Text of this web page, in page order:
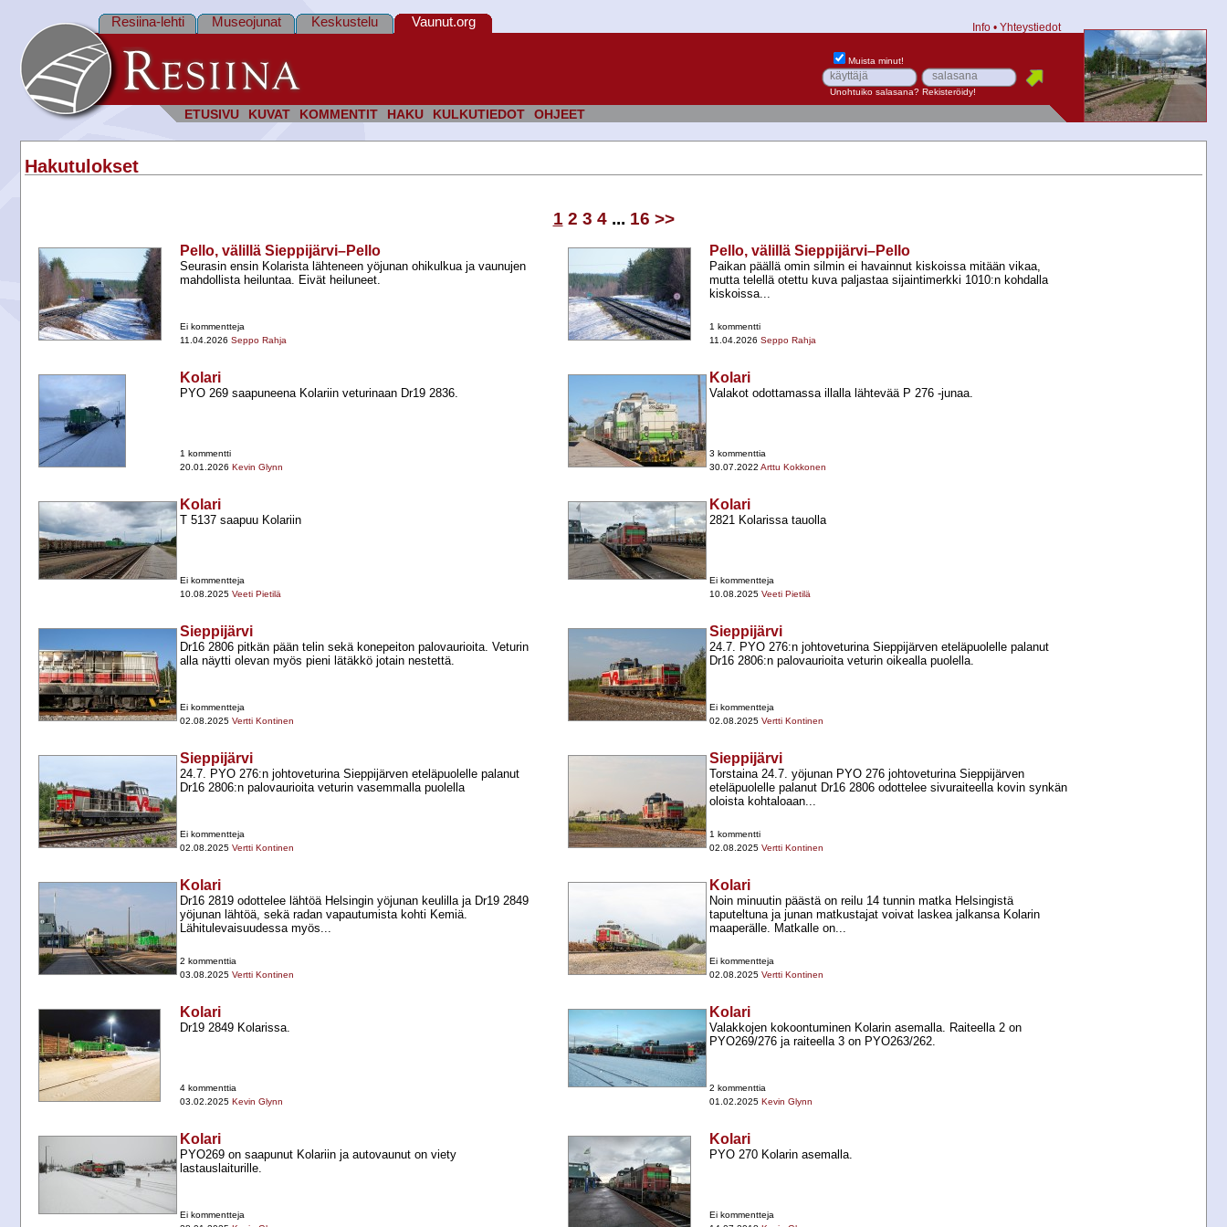
ETUSIVU KUVAT KOMMENTIT HAKU KULKUTIEDOT OHJEET
Resiina-lehti Museojunat Keskustelu Vaunut.org Info • Yhteystiedot
Muista minut!
Unohtuiko salasana? Rekisteröidy!
Hakutulokset
1 2 3 4... 16 >>
Pello, välillä Sieppijärvi–Pello
Seurasin ensin Kolarista lähteneen yöjunan ohikulkua ja vaunujen
mahdollista heiluntaa. Eivät heiluneet.
Ei kommentteja
11.04.2026 Seppo Rahja
Pello, välillä Sieppijärvi–Pello
Paikan päällä omin silmin ei havainnut kiskoissa mitään vikaa,
mutta telellä otettu kuva paljastaa sijaintimerkki 1010:n kohdalla
kiskoissa...
1 kommentti
11.04.2026 Seppo Rahja
Kolari
PYO 269 saapuneena Kolariin veturinaan Dr19 2836.
1 kommentti
20.01.2026 Kevin Glynn
Kolari
Valakot odottamassa illalla lähtevää P 276 -​junaa.
3 kommenttia
30.07.2022 Arttu Kokkonen
Kolari
T 5137 saapuu Kolariin
Ei kommentteja
10.08.2025 Veeti Pietilä
Kolari
2821 Kolarissa tauolla
Ei kommentteja
10.08.2025 Veeti Pietilä
Sieppijärvi
Dr16 2806 pitkän pään telin sekä konepeiton palovaurioita. Veturin
alla näytti olevan myös pieni lätäkkö jotain nestettä.
Ei kommentteja
02.08.2025 Vertti Kontinen
Sieppijärvi
24.7. PYO 276:n johtoveturina Sieppijärven eteläpuolelle palanut
Dr16 2806:n palovaurioita veturin oikealla puolella.
Ei kommentteja
02.08.2025 Vertti Kontinen
Sieppijärvi
24.7. PYO 276:n johtoveturina Sieppijärven eteläpuolelle palanut
Dr16 2806:n palovaurioita veturin vasemmalla puolella
Ei kommentteja
02.08.2025 Vertti Kontinen
Sieppijärvi
Torstaina 24.7. yöjunan PYO 276 johtoveturina Sieppijärven
eteläpuolelle palanut Dr16 2806 odottelee sivuraiteella kovin synkän
oloista kohtaloaan...
1 kommentti
02.08.2025 Vertti Kontinen
Kolari
Dr16 2819 odottelee lähtöä Helsingin yöjunan keulilla ja Dr19 2849
yöjunan lähtöä, sekä radan vapautumista kohti Kemiä.
Lähitulevaisuudessa myös...
2 kommenttia
03.08.2025 Vertti Kontinen
Kolari
Noin minuutin päästä on reilu 14 tunnin matka Helsingistä
taputeltuna ja junan matkustajat voivat laskea jalkansa Kolarin
maaperälle. Matkalle on...
Ei kommentteja
02.08.2025 Vertti Kontinen
Kolari
Dr19 2849 Kolarissa.
4 kommenttia
03.02.2025 Kevin Glynn
Kolari
Valakkojen kokoontuminen Kolarin asemalla. Raiteella 2 on
PYO269/276 ja raiteella 3 on PYO263/262.
2 kommenttia
01.02.2025 Kevin Glynn
Kolari
PYO269 on saapunut Kolariin ja autovaunut on viety
lastauslaiturille.
Ei kommentteja
Kolari
PYO 270 Kolarin asemalla.
Ei kommentteja